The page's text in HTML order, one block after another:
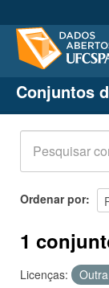
Conjuntos de
Organizações
Grupos
Sobre
Conjuntos
Ordenar por
1
Licenças: